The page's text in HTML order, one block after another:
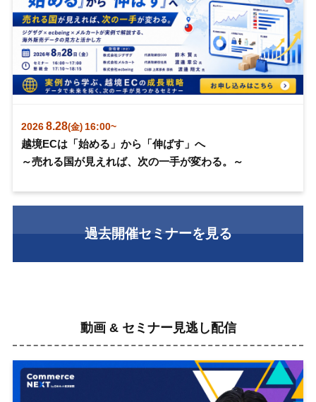
2026 8.28(金) 16:00~
越境ECは「始める」から「伸ばす」へ
～売れる国が見えれば、次の一手が変わる。～
過去開催セミナーを見る
動画 & セミナー見逃し配信